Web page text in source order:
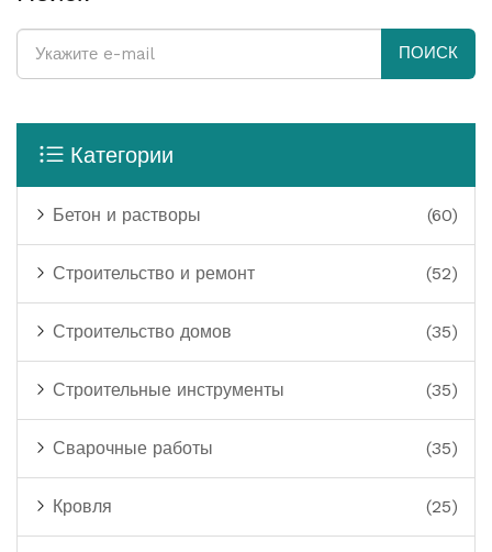
ПОИСК
Категории
Бетон и растворы (60)
Строительство и ремонт (52)
Строительство домов (35)
Строительные инструменты (35)
Сварочные работы (35)
Кровля (25)